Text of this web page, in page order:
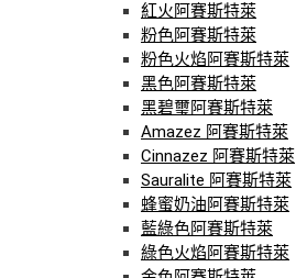
紅火阿賽斯特萊
粉色阿賽斯特萊
粉色火焰阿賽斯特萊
黑色阿賽斯特萊
黑碧璽阿賽斯特萊
Amazez 阿賽斯特萊
Cinnazez 阿賽斯特萊
Sauralite 阿賽斯特萊
蜂蜜奶油阿賽斯特萊
藍綠色阿賽斯特萊
綠色火焰阿賽斯特萊